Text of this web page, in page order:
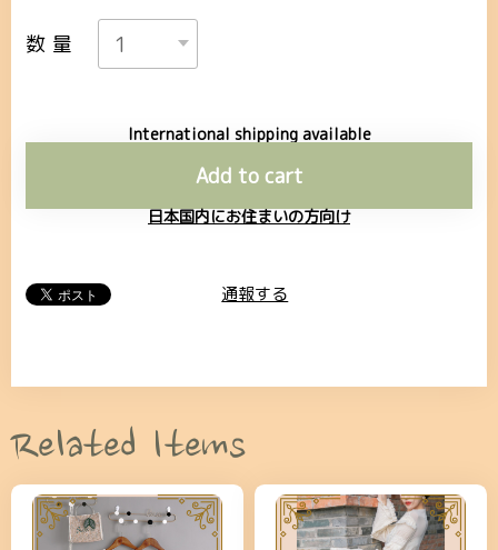
数量
International shipping available
Add to cart
日本国内にお住まいの方向け
通報する
Related Items